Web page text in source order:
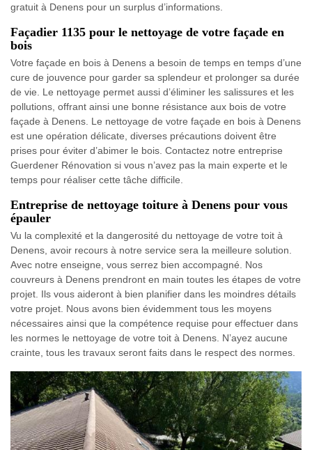
gratuit à Denens pour un surplus d’informations.
Façadier 1135 pour le nettoyage de votre façade en
bois
Votre façade en bois à Denens a besoin de temps en temps d’une
cure de jouvence pour garder sa splendeur et prolonger sa durée
de vie. Le nettoyage permet aussi d’éliminer les salissures et les
pollutions, offrant ainsi une bonne résistance aux bois de votre
façade à Denens. Le nettoyage de votre façade en bois à Denens
est une opération délicate, diverses précautions doivent être
prises pour éviter d’abimer le bois. Contactez notre entreprise
Guerdener Rénovation si vous n’avez pas la main experte et le
temps pour réaliser cette tâche difficile.
Entreprise de nettoyage toiture à Denens pour vous
épauler
Vu la complexité et la dangerosité du nettoyage de votre toit à
Denens, avoir recours à notre service sera la meilleure solution.
Avec notre enseigne, vous serrez bien accompagné. Nos
couvreurs à Denens prendront en main toutes les étapes de votre
projet. Ils vous aideront à bien planifier dans les moindres détails
votre projet. Nous avons bien évidemment tous les moyens
nécessaires ainsi que la compétence requise pour effectuer dans
les normes le nettoyage de votre toit à Denens. N’ayez aucune
crainte, tous les travaux seront faits dans le respect des normes.